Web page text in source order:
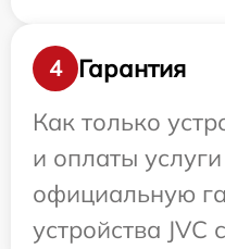
4
Гарантия
Как только
и оплаты
официальную
устройства JVC